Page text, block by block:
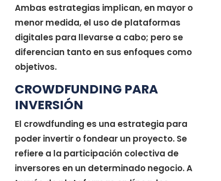
Ambas estrategias implican, en mayor o
menor medida, el uso de plataformas
digitales para llevarse a cabo; pero se
diferencian tanto en sus enfoques como
objetivos.
CROWDFUNDING PARA
INVERSIÓN
El crowdfunding es una estrategia para
poder invertir o fondear un proyecto. Se
refiere a la participación colectiva de
inversores en un determinado negocio. A